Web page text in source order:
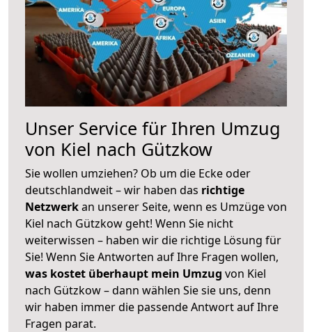
Unser Service für Ihren Umzug
von Kiel nach Gützkow
Sie wollen umziehen? Ob um die Ecke oder
deutschlandweit – wir haben das richtige
Netzwerkan unserer Seite, wenn es Umzüge von
Kiel nach Gützkow geht! Wenn Sie nicht
weiterwissen – haben wir die richtige Lösung für
Sie! Wenn Sie Antworten auf Ihre Fragen wollen,
was kostet überhaupt mein Umzug von Kiel
nach Gützkow – dann wählen Sie sie uns, denn
wir haben immer die passende Antwort auf Ihre
Fragen parat.